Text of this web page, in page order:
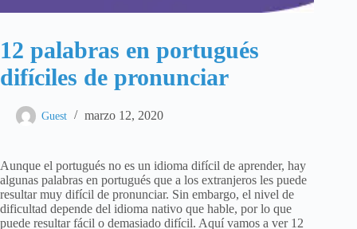
12 palabras en portugués
difíciles de pronunciar
Guest marzo 12, 2020
Aunque el portugués no es un idioma difícil de aprender, hay
algunas palabras en portugués que a los extranjeros les puede
resultar muy difícil de pronunciar. Sin embargo, el nivel de
dificultad depende del idioma nativo que hable, por lo que
puede resultar fácil o demasiado difícil. Aquí vamos a ver 12